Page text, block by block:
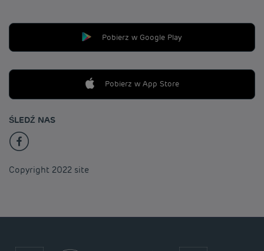
Pobierz w Google Play
Pobierz w App Store
ŚLEDŹ NAS
Copyright 2022 site